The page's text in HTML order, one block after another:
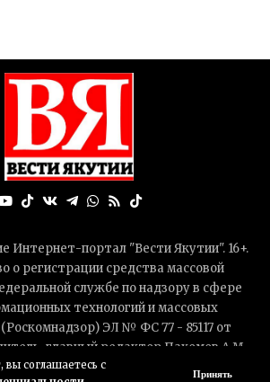
вы соглашаетесь с
Принять
Интернет-портал "Вести Якутии". 16+.
о регистрации средства массовой
службе по надзору в сфере
технологий и массовых
ЭЛ № ФС 77 - 85117 от
главный редактор Пахомов А.М.
site@vesti14.ru, телефон: +7 (924) 765-